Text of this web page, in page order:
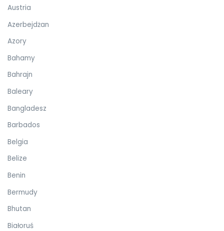
Austria
Azerbejdżan
Azory
Bahamy
Bahrajn
Baleary
Bangladesz
Barbados
Belgia
Belize
Benin
Bermudy
Bhutan
Białoruś